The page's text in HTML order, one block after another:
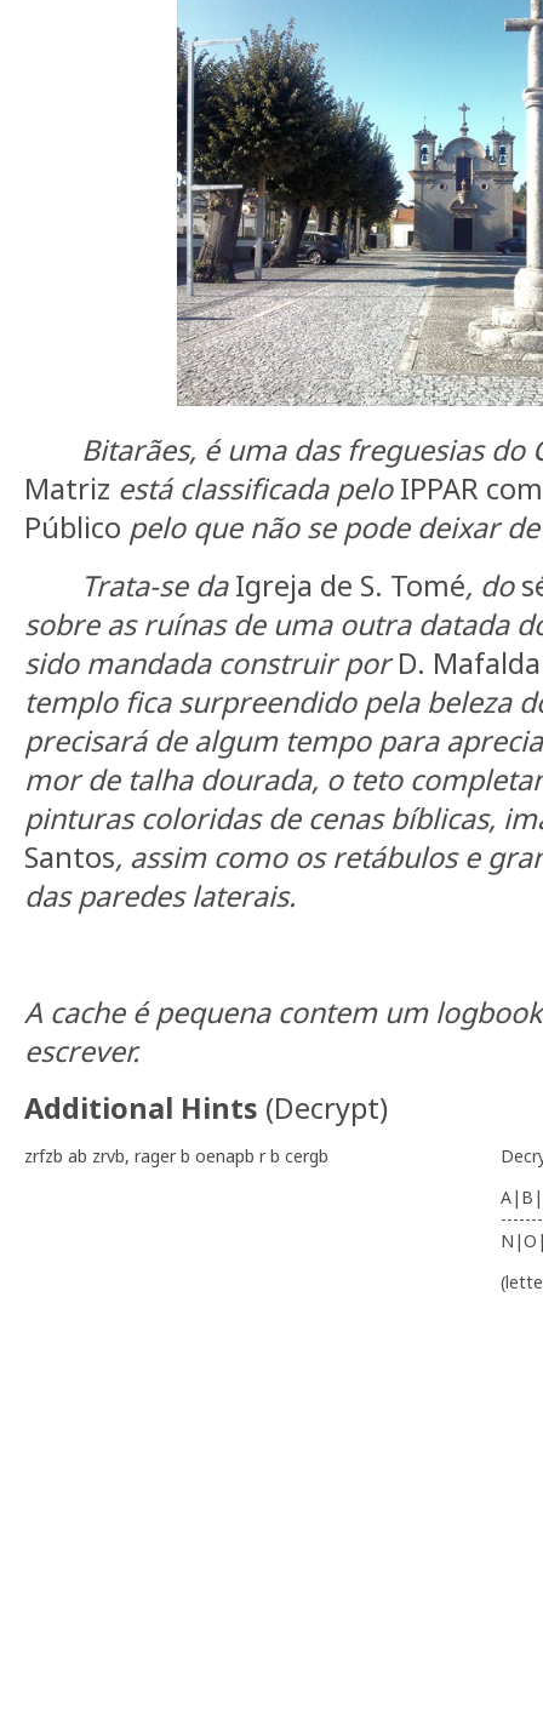
Bitarães, é uma das freguesias do
Matriz está classificada peloIPPAR
Público pelo que não se pode deixar
Trata-se da Igreja de S. Tomé, do
sobre as ruínas de uma outra datada
sido mandada construir porD. Mafalda
templo fica surpreendido pela beleza
precisará de algum tempo para
mor de talha dourada, o teto
pinturas coloridas de cenas bíblicas,
Santos, assim como os retábulos e
das paredes laterais.
A cache é pequena contem um
escrever.
Additional Hints (Decrypt)
zrfzb ab zrvb, rager b oenapb r b cergb